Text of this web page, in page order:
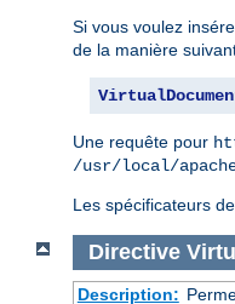
Si vous voulez
de la manière
Une requête pour
/usr/local/
Les spécificateurs
Directive
Description: